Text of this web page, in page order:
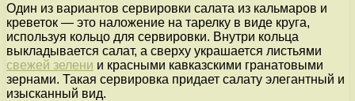
Один из вариантов сервировки салата из кальмаров и
креветок — это наложение на тарелку в виде круга,
используя кольцо для сервировки. Внутри кольца
выкладывается салат, а сверху украшается листьями
свежей зелени и красными кавказскими гранатовыми
зернами. Такая сервировка придает салату элегантный и
изысканный вид.